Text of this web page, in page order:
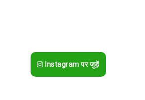
Instagram पर जुड़ें